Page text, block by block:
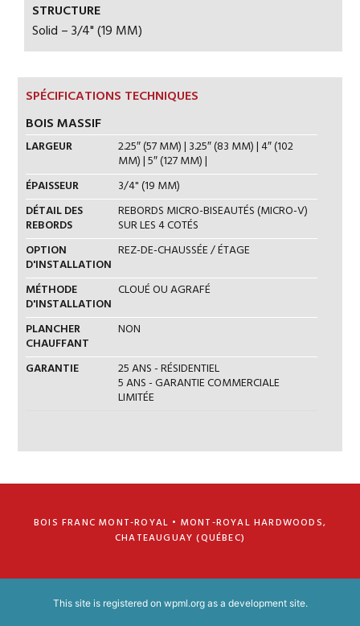
STRUCTURE
Solid – 3/4" (19 MM)
SPÉCIFICATIONS TECHNIQUES
BOIS MASSIF
LARGEUR 2.25″ (57 MM) | 3.25″ (83 MM) | 4″ (102
MM) | 5″ (127 MM) |
ÉPAISSEUR
3/4" (19 MM)
DÉTAIL DES
REBORDS
REBORDS MICRO-BISEAUTÉS (MICRO-V)
SUR LES 4 COTÉS
OPTION
D'INSTALLATION
REZ-DE-CHAUSSÉE / ÉTAGE
MÉTHODE
D'INSTALLATION
CLOUÉ OU AGRAFÉ
PLANCHER
CHAUFFANT
NON
GARANTIE 25 ANS - RÉSIDENTIEL
5 ANS - GARANTIE COMMERCIALE
LIMITÉE
BOIS FRANC MONT-ROYAL • MONT-ROYAL HARDWOODS,
CHATEAUGUAY (QUÉBEC)
This site is registered on wpml.orgas a development site.